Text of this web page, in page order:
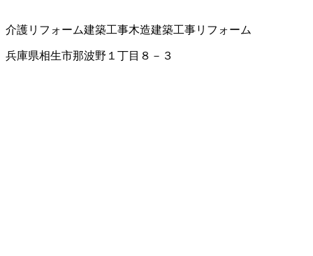
介護リフォーム建築工事木造建築工事リフォーム
兵庫県相生市那波野１丁目８－３